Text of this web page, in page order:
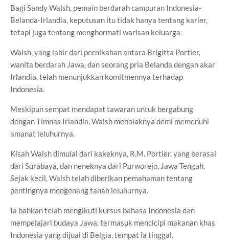
Bagi Sandy Walsh, pemain berdarah campuran Indonesia-
Belanda-Irlandia, keputusan itu tidak hanya tentang karier,
tetapi juga tentang menghormati warisan keluarga.
Walsh, yang lahir dari pernikahan antara Brigitta Portier,
wanita berdarah Jawa, dan seorang pria Belanda dengan akar
Irlandia, telah menunjukkan komitmennya terhadap
Indonesia.
Meskipun sempat mendapat tawaran untuk bergabung
dengan Timnas Irlandia, Walsh menolaknya demi memenuhi
amanat leluhurnya.
Kisah Walsh dimulai dari kakeknya, R.M. Portier, yang berasal
dari Surabaya, dan neneknya dari Purworejo, Jawa Tengah.
Sejak kecil, Walsh telah diberikan pemahaman tentang
pentingnya mengenang tanah leluhurnya.
Ia bahkan telah mengikuti kursus bahasa Indonesia dan
mempelajari budaya Jawa, termasuk mencicipi makanan khas
Indonesia yang dijual di Belgia, tempat ia tinggal.